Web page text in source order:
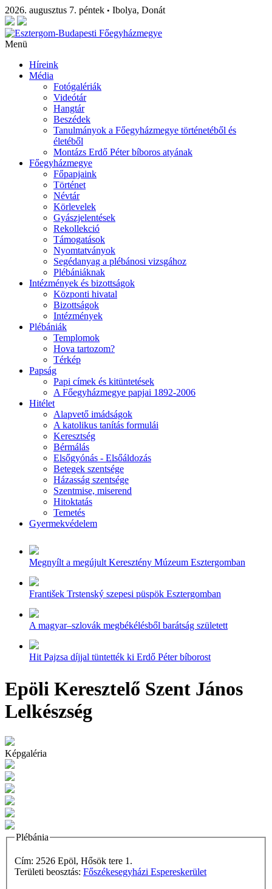
2026. augusztus 7. péntek • Ibolya, Donát
Menü
Híreink
Média
Fotógalériák
Videótár
Hangtár
Beszédek
Tanulmányok a Főegyházmegye történetéből és
életéből
Montázs Erdő Péter bíboros atyának
Főegyházmegye
Főpapjaink
Történet
Névtár
Körlevelek
Gyászjelentések
Rekollekció
Támogatások
Nyomtatványok
Segédanyag a plébánosi vizsgához
Plébániáknak
Intézmények és bizottságok
Központi hivatal
Bizottságok
Intézmények
Plébániák
Templomok
Hova tartozom?
Térkép
Papság
Papi címek és kitüntetések
A Főegyházmegye papjai 1892-2006
Hitélet
Alapvető imádságok
A katolikus tanítás formulái
Keresztség
Bérmálás
Elsőgyónás - Elsőáldozás
Betegek szentsége
Házasság szentsége
Szentmise, miserend
Hitoktatás
Temetés
Gyermekvédelem
Megnyílt a megújult Keresztény Múzeum Esztergomban
František Trstenský szepesi püspök Esztergomban
A magyar–szlovák megbékélésből barátság született
Hit Pajzsa díjjal tüntették ki Erdő Péter bíborost
Epöli Keresztelő Szent János
Lelkészség
Képgaléria
Plébánia
Cím: 2526 Epöl, Hősök tere 1.
Területi beosztás: Főszékesegyházi Espereskerület